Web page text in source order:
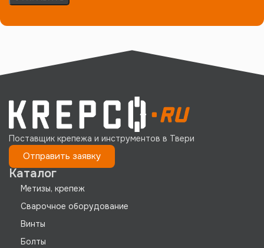
Поставщик крепежа и инструментов в Твери
Отправить заявку
Каталог
Метизы, крепеж
Сварочное оборудование
Винты
Болты